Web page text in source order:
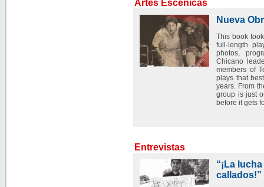
Artes Escénicas
Nueva
This book
full-length
photos,
Chicano
members of
plays that
years. From
group is just
before it gets
Entrevistas
“¡La
callados!”